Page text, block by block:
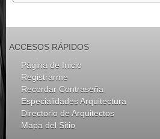
ACCESOS RÁPIDOS
Página de Inicio
Registrarme
Recordar Contraseña
Especialidades Arquitectura
Directorio de Arquitectos
Mapa del Sitio